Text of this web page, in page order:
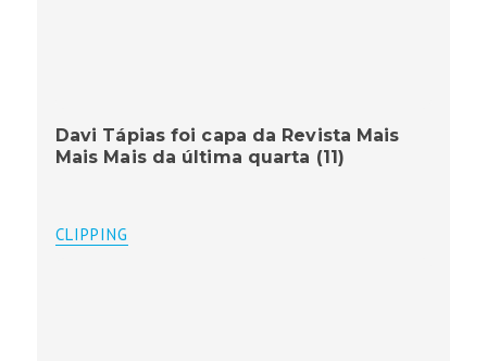
Davi Tápias foi capa da Revista Mais
Mais Mais da última quarta (11)
CLIPPING